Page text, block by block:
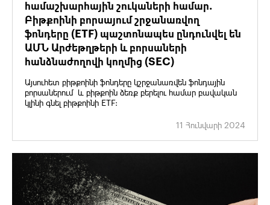
համաշխարհային շուկաների համար.
Բիթքոինի բորսայում շրջանառվող
ֆոնդերը (ETF) պաշտոնապես ընդունվել են
ԱՄՆ Արժեթղթերի և բորսաների
հանձնաժողովի կողմից (SEC)
Այսուհետ բիթքոինի ֆոնդերը կշրջանառվեն ֆոնդային
բորսաներում և բիթքոին ձեռք բերելու համար բավական
կլինի գնել բիթքոինի ETF:
11 Հունվարի 2024